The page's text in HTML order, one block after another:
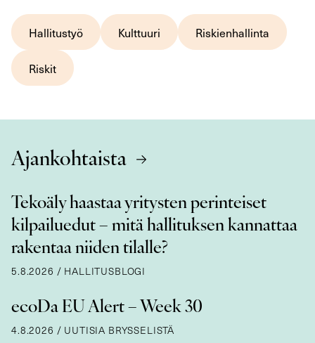
Hallitustyö Kulttuuri Riskienhallinta
Riskit
Ajankohtaista
Tekoäly haastaa yritysten perinteiset
kilpailuedut – mitä hallituksen kannattaa
rakentaa niiden tilalle?
5.8.2026 / HALLITUSBLOGI
ecoDa EU Alert – Week 30
4.8.2026 / UUTISIA BRYSSELISTÄ